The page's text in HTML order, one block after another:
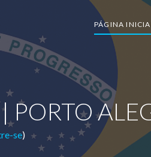
PÁGINA
PORTO
se)